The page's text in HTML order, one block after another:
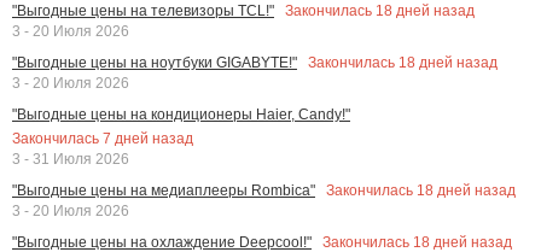
"Выгодные цены на телевизоры TCL!"
Закончилась 18 дней назад
3 - 20 Июля 2026
"Выгодные цены на ноутбуки GIGABYTE!"
Закончилась 18 дней назад
3 - 20 Июля 2026
"Выгодные цены на кондиционеры Haier, Candy!"
Закончилась 7 дней назад
3 - 31 Июля 2026
"Выгодные цены на медиаплееры Rombica"
Закончилась 18 дней назад
3 - 20 Июля 2026
"Выгодные цены на охлаждение Deepcool!"
Закончилась 18 дней назад